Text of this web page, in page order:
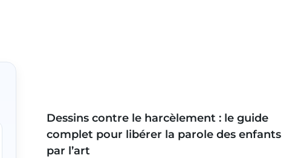
Dessins contre le harcèlement : le guide
complet pour libérer la parole des enfants
par l’art